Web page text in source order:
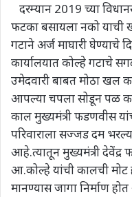
दरम्यान 2019 च्या
फटका बसायला नको याची
गटाने अर्ज माघारी घेण्याचे
कार्यालयात कोल्हे गटाचे
उमेदवारी बाबत मोठा खल
आपल्या चपला सोडून पळ
काल मुख्यमंत्री फडणवीस
परिवाराला सज्जड दम
आहे.त्यातून मुख्यमंत्री देवेंद्र
आ.कोल्हे यांची कालची मोट
मानण्यास जागा निर्माण